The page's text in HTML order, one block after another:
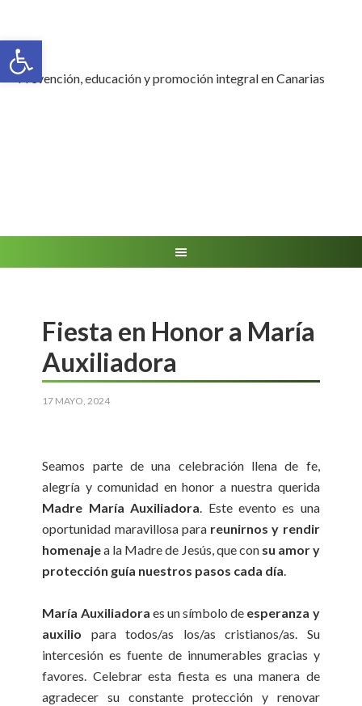
Prevención, educación y promoción integral en Canarias
Fiesta en Honor a María
Auxiliadora
17 MAYO, 2024
Seamos parte de una celebración llena de fe,
alegría y comunidad en honor a nuestra querida
Madre María Auxiliadora. Este evento es una
oportunidad maravillosa para reunirnos y rendir
homenajea la Madre de Jesús, que con su amor y
protección guía nuestros pasos cada día.
María Auxiliadora es un símbolo de esperanza y
auxilio para todos/as los/as cristianos/as. Su
intercesión es fuente de innumerables gracias y
favores. Celebrar esta fiesta es una manera de
agradecer su constante protección y renovar
Abrir barra de herramientas